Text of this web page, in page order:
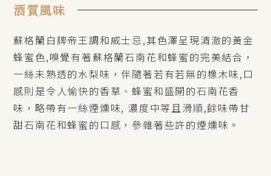
酒質風味
蘇格蘭白牌帝王調和威士忌,其色澤呈現清澈的黃金
蜂蜜色,嗅覺有著蘇格蘭石南花和蜂蜜的完美結合，
一絲未熟透的水梨味，伴隨著若有若無的橡木味,口
感則是令人愉快的香草、蜂蜜和盛開的石南花香
味，略帶有一絲煙燻味, 濃度中等且滑順,餘味帶甘
甜石南花和蜂蜜的口感，參雜著些許的煙燻味。